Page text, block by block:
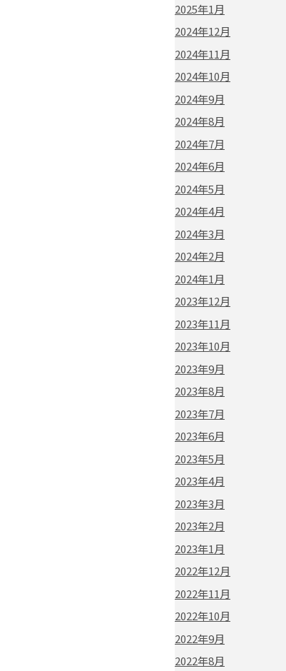
2025年1月
2024年12月
2024年11月
2024年10月
2024年9月
2024年8月
2024年7月
2024年6月
2024年5月
2024年4月
2024年3月
2024年2月
2024年1月
2023年12月
2023年11月
2023年10月
2023年9月
2023年8月
2023年7月
2023年6月
2023年5月
2023年4月
2023年3月
2023年2月
2023年1月
2022年12月
2022年11月
2022年10月
2022年9月
2022年8月